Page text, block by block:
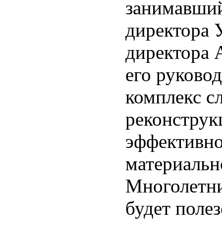
директора
директора
его
комплекс
будет